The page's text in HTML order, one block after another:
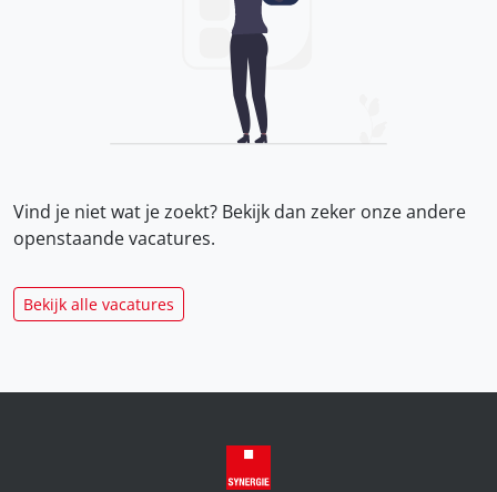
Vind je niet wat je zoekt? Bekijk dan zeker onzeandere
openstaande vacatures.
Bekijk alle vacatures